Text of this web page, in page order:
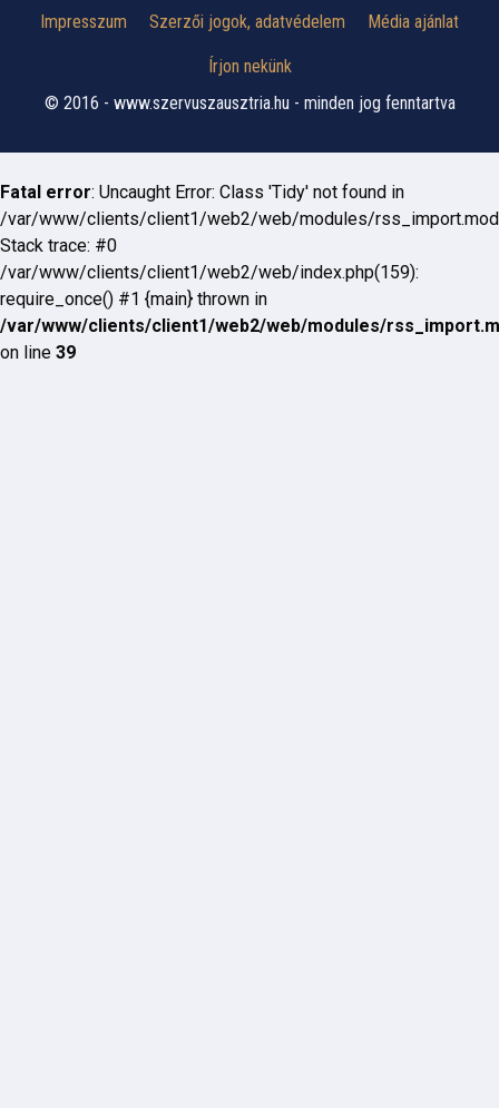
Impresszum Szerzői jogok, adatvédelem Média ajánlat
Írjon nekünk
© 2016 - www.szervuszausztria.hu - minden jog fenntartva
Fatal error: Uncaught Error: Class 'Tidy' not found in
/var/www/clients/client1/web2/web/modules/
Stack trace: #0
/var/www/clients/client1/web2/web/index.php(159):
require_once() #1 {main} thrown in
/var/www/clients/client1/web2/web/modules/
on line 39